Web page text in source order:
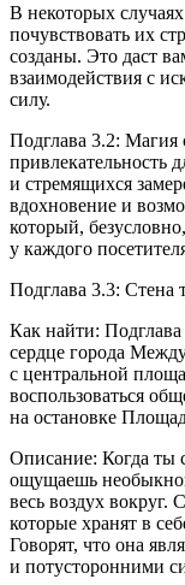
В некоторых
почувствовать их
созданы. Это даст
взаимодействия с
силу.
Подглава 3.2: Магия
привлекательность
и стремящихся
вдохновение и
который,
у каждого
Подглава 3.3: Стена
Как найти:
сердце города
с центральной
воспользоваться
на остановке
Описание: Когда ты
ощущаешь
весь воздух вокруг.
которые хранят в
Говорят, что она
и потусторонними